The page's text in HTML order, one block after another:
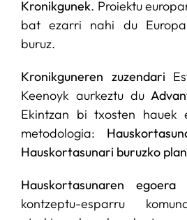
Kronikgunek. Proiektu
bat ezarri nahi du
buruz.
Kronikguneren zuzendari
Keenoyk aurkeztu du
Ekintzan bi txosten hauek
metodologia:
Hauskortasunari buruzko
Hauskortasunaren egoera
kontzeptu-esparru